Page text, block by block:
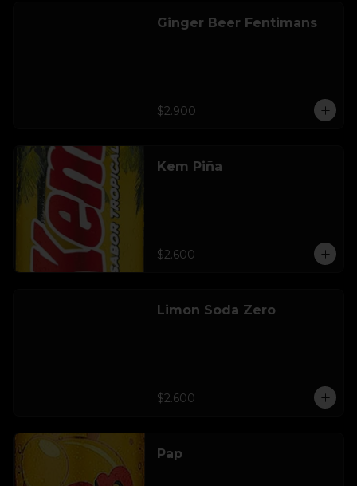
Ginger Beer Fentimans
$2.900
Kem Piña
$2.600
Limon Soda Zero
$2.600
Pap